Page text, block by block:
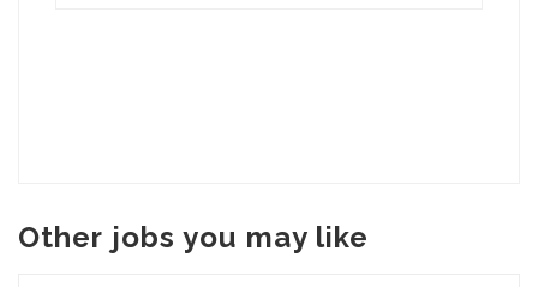
Other jobs you may like